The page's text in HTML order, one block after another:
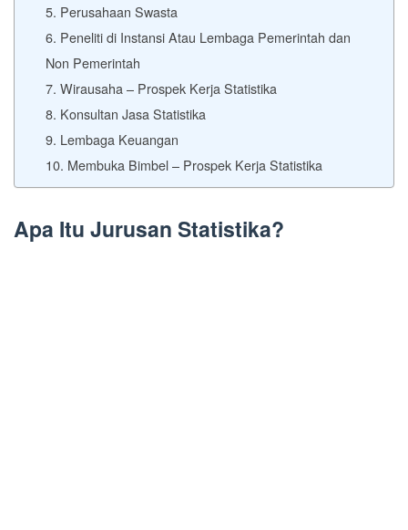
5. Perusahaan Swasta
6. Peneliti di Instansi Atau Lembaga Pemerintah dan
Non Pemerintah
7. Wirausaha – Prospek Kerja Statistika
8. Konsultan Jasa Statistika
9. Lembaga Keuangan
10. Membuka Bimbel – Prospek Kerja Statistika
Apa Itu Jurusan Statistika?